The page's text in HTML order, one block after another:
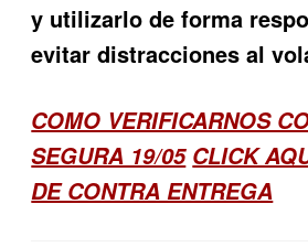
y utilizarlo de forma
evitar distracciones al
COMO VERIFICARNOS
SEGURA 19/05 CLICK
DE CONTRA ENTREGA